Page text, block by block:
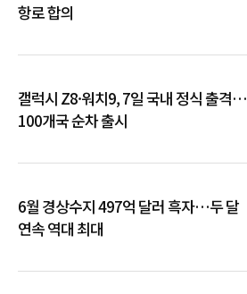
항로 합의
갤럭시 Z8·워치9, 7일 국내 정식 출격…
100개국 순차 출시
6월 경상수지 497억 달러 흑자…두 달
연속 역대 최대